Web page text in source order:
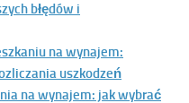
błędów i
na wynajem:
uszkodzeń
na wynajem: jak wybrać